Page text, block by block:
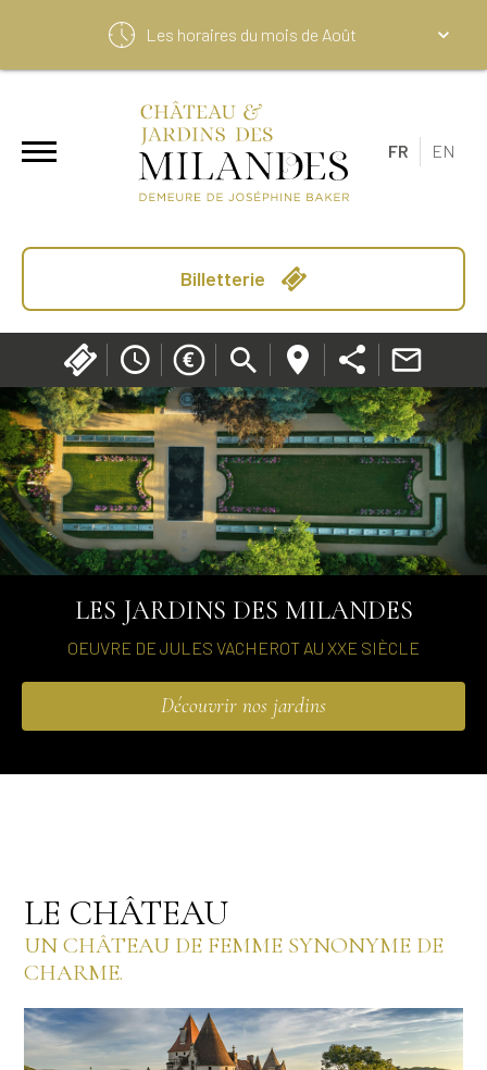
Les horaires du mois de Août
FR EN
Billetterie
LES JARDINS DES MILANDES
OEUVRE DE JULES VACHEROT AU XXE SIÈCLE
Découvrir nos jardins
LE CHÂTEAU
UN CHÂTEAU DE FEMME SYNONYME DE
CHARME.